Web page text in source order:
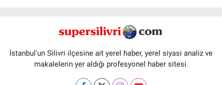
İstanbul'un Silivri ilçesine ait yerel haber, yerel siyasi analiz ve
makalelerin yer aldığı profesyonel haber sitesi.